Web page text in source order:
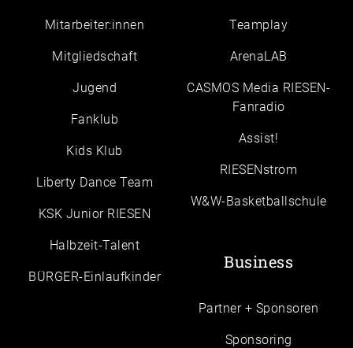
Mitarbeiter:innen
Mitgliedschaft
Jugend
Fanklub
Kids Klub
Liberty Dance Team
KSK Junior RIESEN
Halbzeit-Talent
BÜRGER-Einlaufkinder
Teamplay
ArenaLAB
CASMOS Media RIESEN-
Fanradio
Assist!
RIESENstrom
W&W-Basketballschule
Business
Partner + Sponsoren
Sponsoring